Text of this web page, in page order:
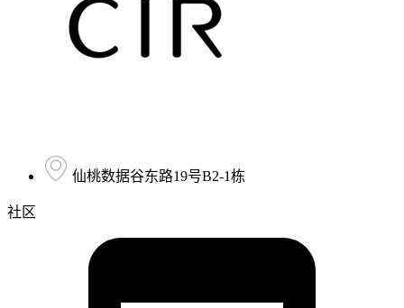
仙桃数据谷东路19号B2-1栋
社区